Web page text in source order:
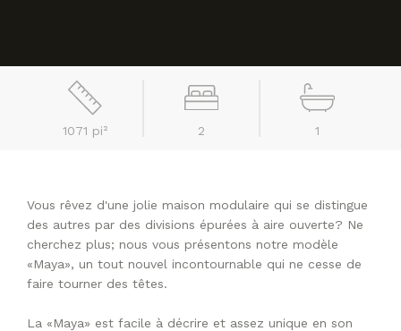
1071 pi² 2 1
Vous rêvez d'une jolie maison modulaire qui se distingue
des autres par des divisions épurées à aire ouverte? Ne
cherchez plus; nous vous présentons notre modèle
«Maya», un tout nouvel incontournable qui ne cesse de
faire tourner des têtes.
La «Maya» est facile à décrire et assez unique en son